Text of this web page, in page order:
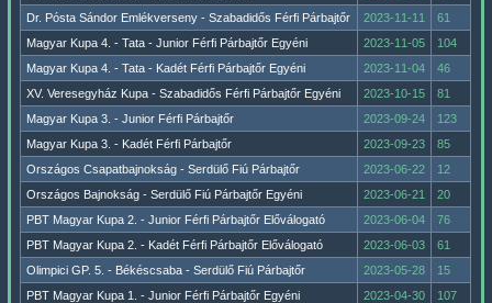
Dr. Pósta Sándor Emlékverseny - Szabadidős Férfi Párbajtőr
2023-11-11
61
Magyar Kupa 4. - Tata - Junior Férfi Párbajtőr Egyéni
2023-11-05
104
Magyar Kupa 4. - Tata - Kadét Férfi Párbajtőr Egyéni
2023-11-04
46
XV. Veresegyház Kupa - Szabadidős Férfi Párbajtőr Egyéni
2023-10-15
81
Magyar Kupa 3. - Junior Férfi Párbajtőr
2023-09-24
123
Magyar Kupa 3. - Kadét Férfi Párbajtőr
2023-09-23
85
Országos Csapatbajnokság - Serdülő Fiú Párbajtőr
2023-06-22
12
Országos Bajnokság - Serdülő Fiú Párbajtőr Egyéni
2023-06-21
20
PBT Magyar Kupa 2. - Junior Férfi Párbajtőr Előválogató
2023-06-04
76
PBT Magyar Kupa 2. - Kadét Férfi Párbajtőr Előválogató
2023-06-03
61
Olimpici GP. 5. - Békéscsaba - Serdülő Fiú Párbajtőr
2023-05-28
15
PBT Magyar Kupa 1. - Junior Férfi Párbajtőr Egyéni
2023-04-30
107